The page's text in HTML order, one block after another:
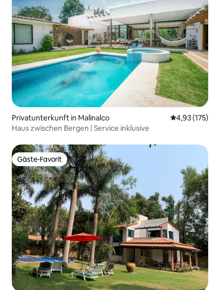
Privatunterkunft in Malinalco
4,93 (175)
Haus zwischen Bergen | Service inklusive
Gäste-Favorit
Gäste-Favorit